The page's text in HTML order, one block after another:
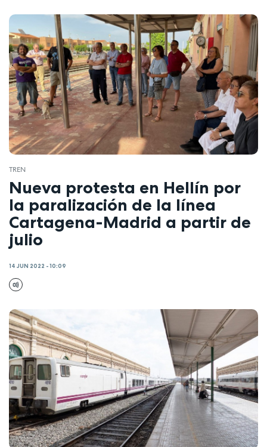
TREN
Nueva protesta en Hellín por
la paralización de la línea
Cartagena-Madrid a partir de
julio
14 JUN 2022 - 10:09